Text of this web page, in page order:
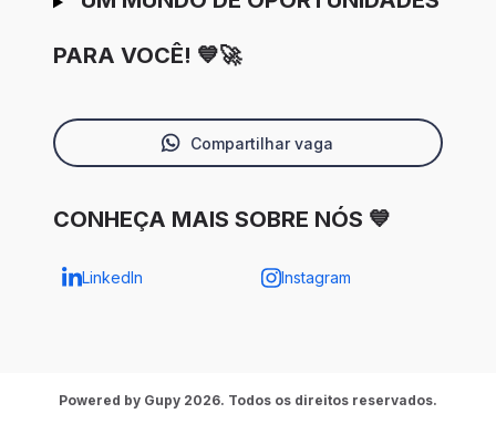
PARA VOCÊ! 💙🚀
Compartilhar vaga
CONHEÇA MAIS SOBRE NÓS 💙
LinkedIn Instagram
Powered by Gupy 2026. Todos os direitos reservados.